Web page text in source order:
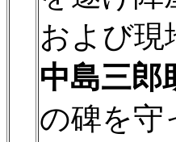
および現
中島三郎
の碑を守